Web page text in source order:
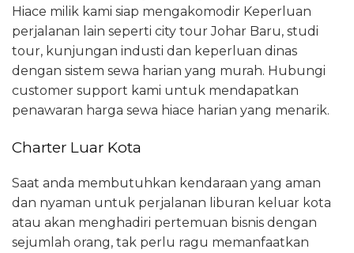
Hiace milik kami siap mengakomodir Keperluan
perjalanan lain seperti city tour Johar Baru, studi
tour, kunjungan industi dan keperluan dinas
dengan sistem sewa harian yang murah. Hubungi
customer support kami untuk mendapatkan
penawaran harga sewa hiace harian yang menarik.
Charter Luar Kota
Saat anda membutuhkan kendaraan yang aman
dan nyaman untuk perjalanan liburan keluar kota
atau akan menghadiri pertemuan bisnis dengan
sejumlah orang, tak perlu ragu memanfaatkan